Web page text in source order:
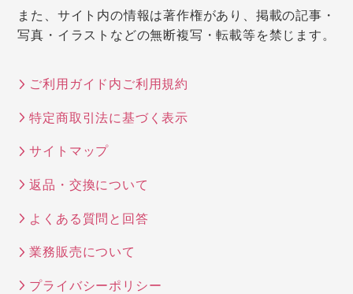
また、サイト内の情報は著作権があり、掲載の記事・
写真・イラストなどの無断複写・転載等を禁じます。
ご利用ガイド内ご利用規約
特定商取引法に基づく表示
サイトマップ
返品・交換について
よくある質問と回答
業務販売について
プライバシーポリシー